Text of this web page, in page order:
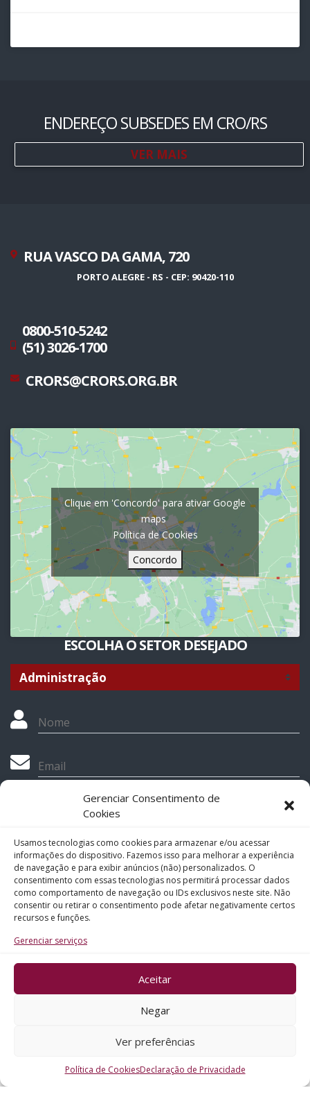
Gerenciar Consentimento de
Cookies
Usamos tecnologias como cookies para armazenar e/ou acessar
informações do dispositivo. Fazemos isso para melhorar a experiência
de navegação e para exibir anúncios (não) personalizados. O
consentimento com essas tecnologias nos permitirá processar dados
como comportamento de navegação ou IDs exclusivos neste site. Não
consentir ou retirar o consentimento pode afetar negativamente certos
recursos e funções.
Gerenciar serviços
Aceitar
Negar
Ver preferências
Política de CookiesDeclaração de Privacidade
ENDEREÇO SUBSEDES EM CRO/RS
VER MAIS
RUA VASCO DA GAMA, 720
PORTO ALEGRE - RS - CEP: 90420-110
0800-510-5242
(51) 3026-1700
CRORS@CRORS.ORG.BR
Clique em 'Concordo' para ativar Google
maps
Política de Cookies
Concordo
ESCOLHA O SETOR DESEJADO
Nome
Email
Telefone
Assunto
Mensagem